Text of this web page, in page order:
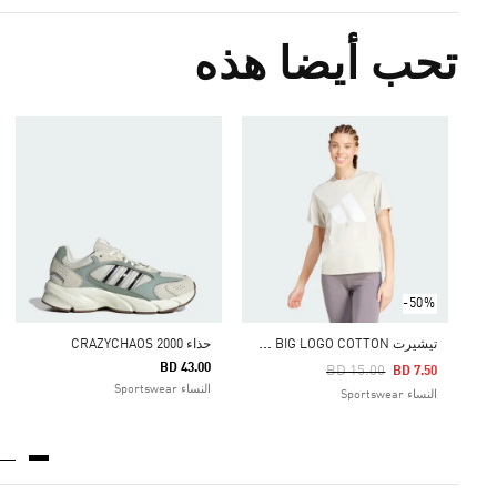
تحب أيضا هذه
-50%
ت
يشيرت ESSENTIALS BIG LOGO COTTON
Price Reduced From
BD 15.00
To BD 7.50
النساء Sportswear
حذاء CRAZYCHAOS 2000
BD 43.00
النساء Sportswear